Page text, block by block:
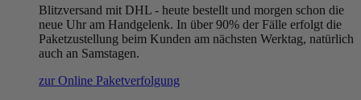
Blitzversand mit DHL - heute bestellt und morgen schon die
neue Uhr am Handgelenk. In über 90% der Fälle erfolgt die
Paketzustellung beim Kunden am nächsten Werktag, natürlich
auch an Samstagen.
zur Online Paketverfolgung